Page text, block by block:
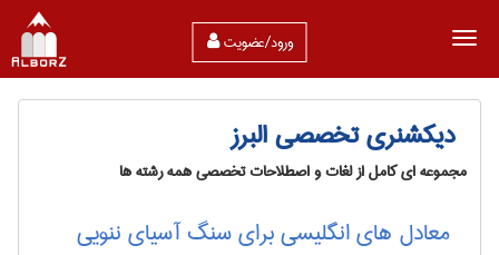
ورود/عضویت
دیکشنری تخصصی البرز
مجموعه ای کامل از لغات و اصطلاحات تخصصی همه رشته ها
معادل های انگلیسی برای سنگ آسیای ننویی